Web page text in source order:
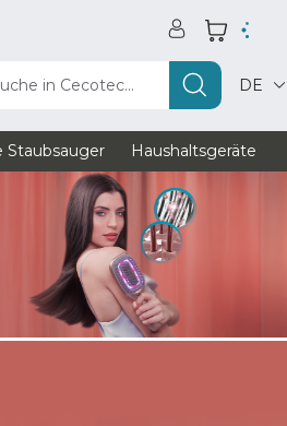
in Cecotec... DE
Staubsauger Haushaltsgeräte